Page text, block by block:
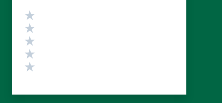
Valutazione